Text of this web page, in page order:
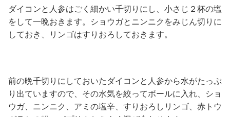
ダイコンと人参はごく細かい千切りにし、小さじ２杯の塩
をして一晩おきます。ショウガとニンニクをみじん切りに
しておき、リンゴはすりおろしておきます。
前の晩千切りにしておいたダイコンと人参から水がたっぷ
り出ていますので、その水気を絞ってボールに入れ、ショ
ウガ、ニンニク、アミの塩辛、すりおろしリンゴ、赤トウ